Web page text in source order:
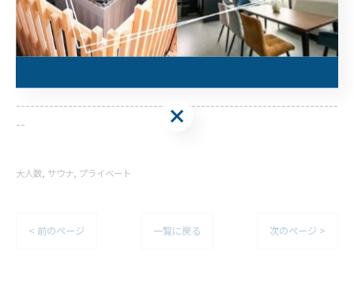
淡路島でサウナ付きの宿泊場所
--------------------------------------------------------------------
--
大人数 サウナ プライベート
< 前のページ 一覧に戻る 次のページ >